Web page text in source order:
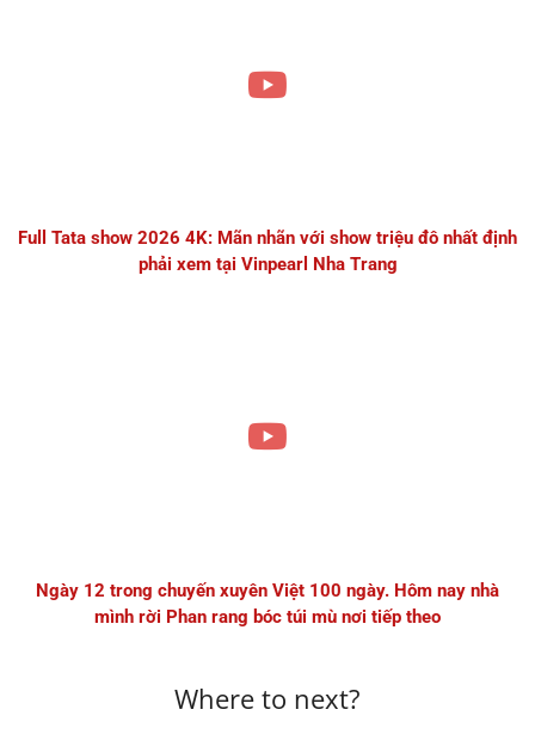
Full Tata show 2026 4K: Mãn nhãn với show triệu đô nhất định
phải xem tại Vinpearl Nha Trang
Ngày 12 trong chuyến xuyên Việt 100 ngày. Hôm nay nhà
mình rời Phan rang bóc túi mù nơi tiếp theo
Where to next?